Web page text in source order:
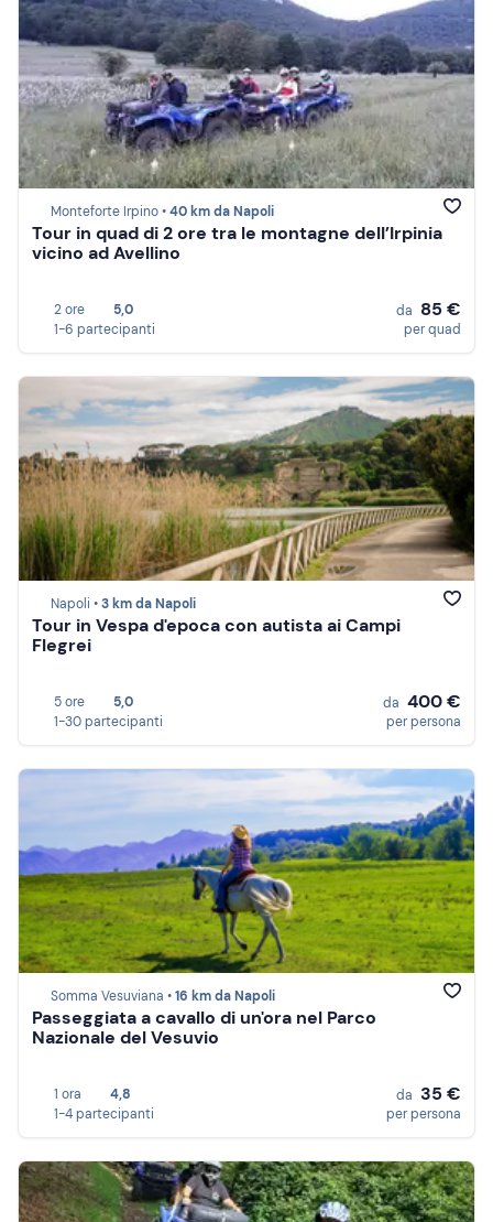
Monteforte Irpino •40 km da Napoli
Tour in quad di 2 ore tra le montagne dell’Irpinia
vicino ad Avellino
2 ore
5,0
1-6 partecipanti
da 85 €
per quad
Napoli •3 km da Napoli
Tour in Vespa d'epoca con autista ai Campi
Flegrei
5 ore
5,0
1-30 partecipanti
da 400 €
per persona
Somma Vesuviana •16 km da Napoli
Passeggiata a cavallo di un'ora nel Parco
Nazionale del Vesuvio
1 ora
4,8
1-4 partecipanti
da 35 €
per persona